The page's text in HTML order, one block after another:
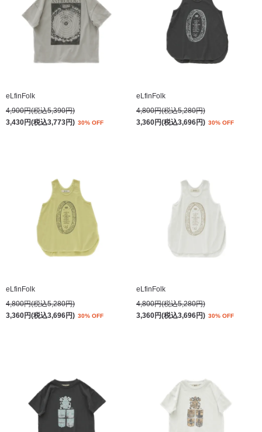
eLfinFolk
4,900円(税込5,390円)
3,430円(税込3,773円) 30% OFF
eLfinFolk
4,800円(税込5,280円)
3,360円(税込3,696円) 30% OFF
eLfinFolk
4,800円(税込5,280円)
3,360円(税込3,696円) 30% OFF
eLfinFolk
4,800円(税込5,280円)
3,360円(税込3,696円) 30% OFF